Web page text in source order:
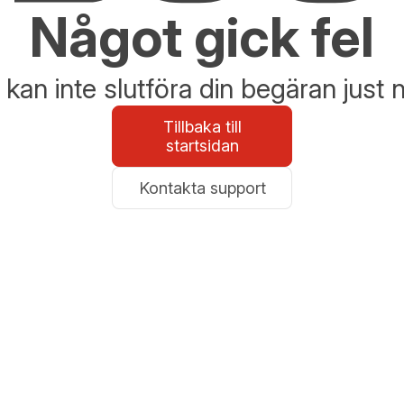
Något gick fel
kan inte slutföra din begäran just
Tillbaka till
startsidan
Kontakta support